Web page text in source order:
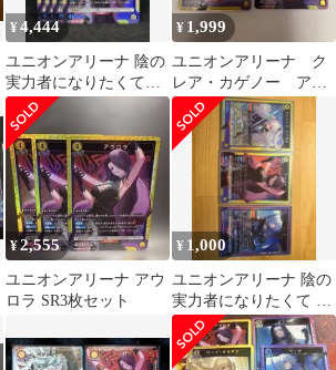
¥4,444
ユニオンアリーナ 陰の
実力者になりたくて！
アウロラ SR 4枚セット
¥ 1,999
ユニオンアリーナ ク
レア・カゲノー アウ
ロラ SRセット
¥2,555
ユニオンアリーナ アウ
ロラ SR3枚セット
¥ 1,000
ユニオンアリーナ 陰の
実力者になりたくて ア
レクシア・ミドガル ア
ウロラ ベータ